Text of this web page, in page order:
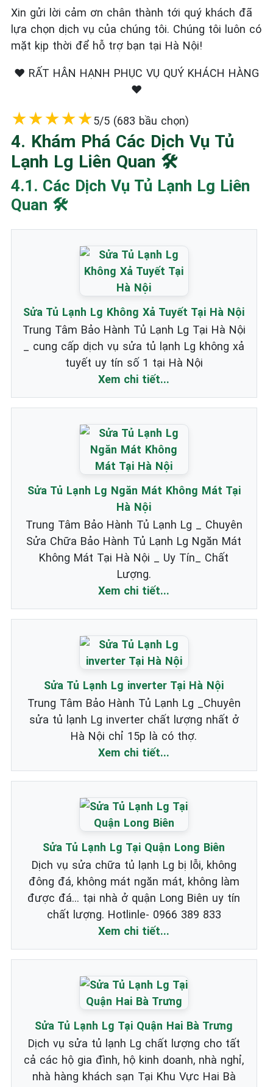
Xin gửi lời cảm ơn chân thành tới quý khách đã
lựa chọn dịch vụ của chúng tôi. Chúng tôi luôn có
mặt kịp thời để hỗ trợ bạn tại Hà Nội!
❤️ RẤT HÂN HẠNH PHỤC VỤ QUÝ KHÁCH HÀNG
❤️
★★★★★5/5 (683 bầu chọn)
4. Khám Phá Các Dịch Vụ Tủ
Lạnh Lg Liên Quan 🛠️
4.1. Các Dịch Vụ Tủ Lạnh Lg Liên
Quan 🛠️
Sửa Tủ Lạnh Lg Không Xả Tuyết Tại Hà Nội
Trung Tâm Bảo Hành Tủ Lạnh Lg Tại Hà Nội
_ cung cấp dịch vụ sửa tủ lạnh Lg không xả
tuyết uy tín số 1 tại Hà Nội
Xem chi tiết...
Sửa Tủ Lạnh Lg Ngăn Mát Không Mát Tại
Hà Nội
Trung Tâm Bảo Hành Tủ Lạnh Lg _ Chuyên
Sửa Chữa Bảo Hành Tủ Lạnh Lg Ngăn Mát
Không Mát Tại Hà Nội _ Uy Tín_ Chất
Lượng.
Xem chi tiết...
Sửa Tủ Lạnh Lg inverter Tại Hà Nội
Trung Tâm Bảo Hành Tủ Lạnh Lg _Chuyên
sửa tủ lạnh Lg inverter chất lượng nhất ở
Hà Nội chỉ 15p là có thợ.
Xem chi tiết...
Sửa Tủ Lạnh Lg Tại Quận Long Biên
Dịch vụ sửa chữa tủ lạnh Lg bị lỗi, không
đông đá, không mát ngăn mát, không làm
được đá... tại nhà ở quận Long Biên uy tín
chất lượng. Hotlinle- 0966 389 833
Xem chi tiết...
Sửa Tủ Lạnh Lg Tại Quận Hai Bà Trưng
Dịch vụ sửa tủ lạnh Lg chất lượng cho tất
cả các hộ gia đình, hộ kinh doanh, nhà nghỉ,
nhà hàng khách sạn Tại Khu Vực Hai Bà